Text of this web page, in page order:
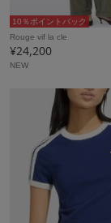
10％ポイントバック
Rouge vif la cle
¥24,200
NEW